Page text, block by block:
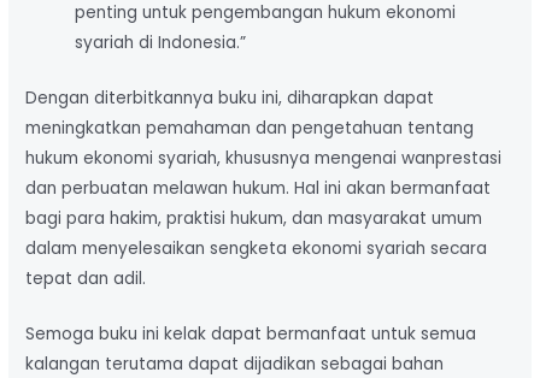
penting untuk pengembangan hukum ekonomi
syariah di Indonesia.”
Dengan diterbitkannya buku ini, diharapkan dapat
meningkatkan pemahaman dan pengetahuan tentang
hukum ekonomi syariah, khususnya mengenai wanprestasi
dan perbuatan melawan hukum. Hal ini akan bermanfaat
bagi para hakim, praktisi hukum, dan masyarakat umum
dalam menyelesaikan sengketa ekonomi syariah secara
tepat dan adil.
Semoga buku ini kelak dapat bermanfaat untuk semua
kalangan terutama dapat dijadikan sebagai bahan